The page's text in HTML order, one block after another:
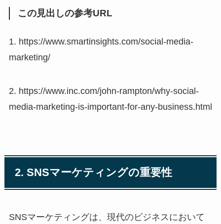
この見出しの参考URL
1. https://www.smartinsights.com/social-media-
marketing/
2. https://www.inc.com/john-rampton/why-social-
media-marketing-is-important-for-any-business.html
2. SNSマーケティングの重要性
SNSマーケティングは、現代のビジネスにおいて